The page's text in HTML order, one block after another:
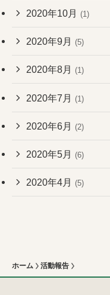
2020年10月 (1)
2020年9月 (5)
2020年8月 (1)
2020年7月 (1)
2020年6月 (2)
2020年5月 (6)
2020年4月 (5)
ホーム 活動報告